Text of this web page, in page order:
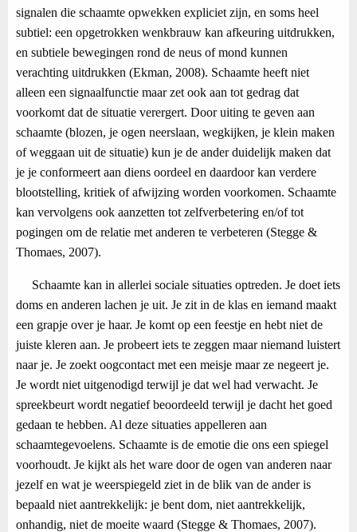
signalen die schaamte opwekken expliciet zijn, en soms heel
subtiel: een opgetrokken wenkbrauw kan afkeuring uitdrukken,
en subtiele bewegingen rond de neus of mond kunnen
verachting uitdrukken (Ekman, 2008). Schaamte heeft niet
alleen een signaalfunctie maar zet ook aan tot gedrag dat
voorkomt dat de situatie verergert. Door uiting te geven aan
schaamte (blozen, je ogen neerslaan, wegkijken, je klein maken
of weggaan uit de situatie) kun je de ander duidelijk maken dat
je je conformeert aan diens oordeel en daardoor kan verdere
blootstelling, kritiek of afwijzing worden voorkomen. Schaamte
kan vervolgens ook aanzetten tot zelfverbetering en/of tot
pogingen om de relatie met anderen te verbeteren (Stegge &
Thomaes, 2007).
Schaamte kan in allerlei sociale situaties optreden. Je doet iets
doms en anderen lachen je uit. Je zit in de klas en iemand maakt
een grapje over je haar. Je komt op een feestje en hebt niet de
juiste kleren aan. Je probeert iets te zeggen maar niemand luistert
naar je. Je zoekt oogcontact met een meisje maar ze negeert je.
Je wordt niet uitgenodigd terwijl je dat wel had verwacht. Je
spreekbeurt wordt negatief beoordeeld terwijl je dacht het goed
gedaan te hebben. Al deze situaties appelleren aan
schaamtegevoelens. Schaamte is de emotie die ons een spiegel
voorhoudt. Je kijkt als het ware door de ogen van anderen naar
jezelf en wat je weerspiegeld ziet in de blik van de ander is
bepaald niet aantrekkelijk: je bent dom, niet aantrekkelijk,
onhandig, niet de moeite waard (Stegge & Thomaes, 2007).